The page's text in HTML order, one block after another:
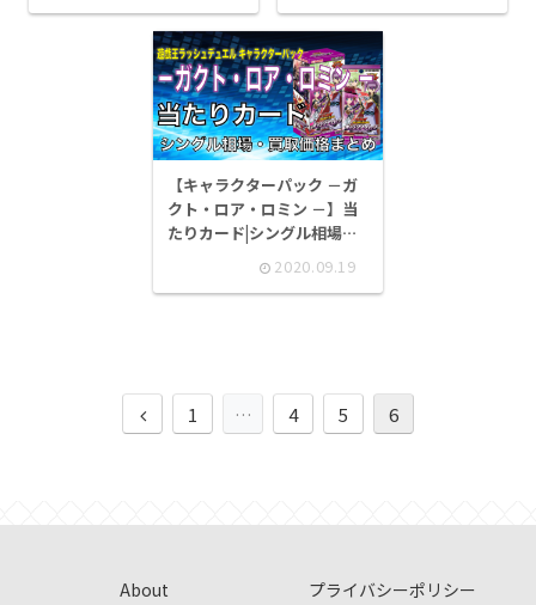
【キャラクターパック －ガ
クト・ロア・ロミン －】当
たりカード|シングル相場・
2020.09.19
前
1 … 4 5 6
About プライバシーポリシー